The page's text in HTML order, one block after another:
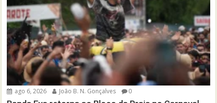
ago 6, 2026 João B. N. Gonçalves 0